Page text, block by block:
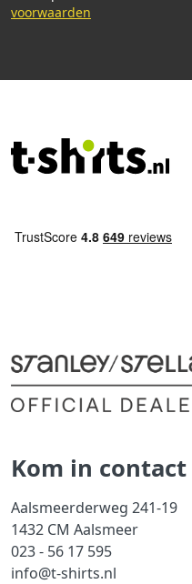
voorwaarden
Kom in contact
Aalsmeerderweg 241-19
1432 CM Aalsmeer
023 - 56 17 595
info@t-shirts.nl